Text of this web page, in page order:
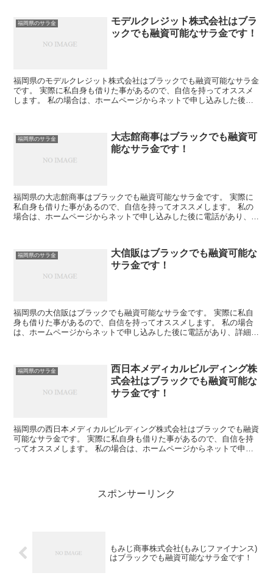
福岡県のサラ金
モデルクレジット株式会社はブラ
ックでも融資可能なサラ金です！
福岡県のモデルクレジット株式会社はブラックでも融資可能なサラ金
です。 実際に私自身も借りた事があるので、自信を持ってオススメ
します。 私の場合は、ホームページからネットで申し込みした後に
福岡県のサラ金
大志館商事はブラックでも融資可
能なサラ金です！
福岡県の大志館商事はブラックでも融資可能なサラ金です。 実際に
私自身も借りた事があるので、自信を持ってオススメします。 私の
場合は、ホームページからネットで申し込みした後に電話があり、詳
福岡県のサラ金
大信販はブラックでも融資可能な
サラ金です！
福岡県の大信販はブラックでも融資可能なサラ金です。 実際に私自
身も借りた事があるので、自信を持ってオススメします。 私の場合
は、ホームページからネットで申し込みした後に電話があり、詳細を
福岡県のサラ金
西日本メディカルビルディング株
式会社はブラックでも融資可能な
サラ金です！
福岡県の西日本メディカルビルディング株式会社はブラックでも融資
可能なサラ金です。 実際に私自身も借りた事があるので、自信を持
ってオススメします。 私の場合は、ホームページからネットで申し
スポンサーリンク
もみじ商事株式会社(もみじファイナンス)
はブラックでも融資可能なサラ金です！